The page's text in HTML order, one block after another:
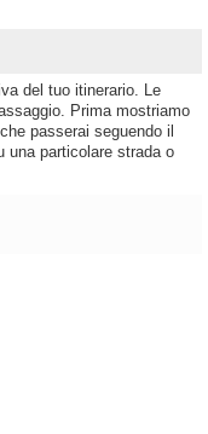
del tuo itinerario. Le
Prima mostriamo
passerai seguendo il
una particolare strada o